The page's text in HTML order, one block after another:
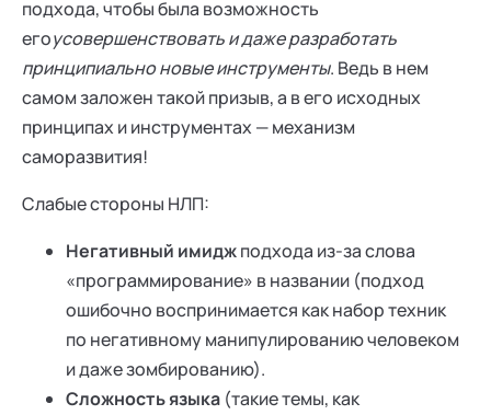
подхода, чтобы была возможность
егоусовершенствовать и даже разработать
принципиально новые инструменты. Ведь в нем
самом заложен такой призыв, а в его исходных
принципах и инструментах — механизм
саморазвития!
Слабые стороны НЛП:
Негативный имиджподхода из-за слова
«программирование» в названии (подход
ошибочно воспринимается как набор техник
по негативному манипулированию человеком
и даже зомбированию).
Сложность языка (такие темы, как